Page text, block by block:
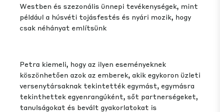
Westben és szezonális ünnepi tevékenységek, mint
például a húsvéti tojásfestés és nyári mozik, hogy
csak néhányat említsünk
Petra kiemeli, hogy az ilyen eseményeknek
köszönhetően azok az emberek, akik egykoron üzleti
versenytársaknak tekintették egymást, egymásra
tekinthettek egyenrangúként, sőt partnerségeket,
tanulságokat és bevált gyakorlatokat is